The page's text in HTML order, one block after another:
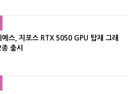
에스, 지포스 RTX 5050 GPU 탑재 그래
출시